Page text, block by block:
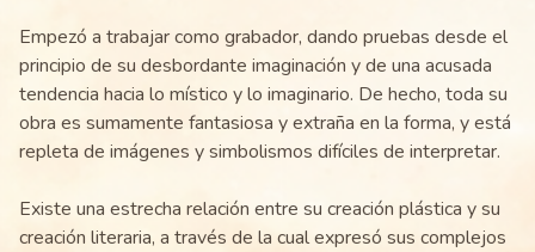
Empezó a trabajar como grabador, dando pruebas desde el
principio de su desbordante imaginación y de una acusada
tendencia hacia lo místico y lo imaginario. De hecho, toda su
obra es sumamente fantasiosa y extraña en la forma, y está
repleta de imágenes y simbolismos difíciles de interpretar.
Existe una estrecha relación entre su creación plástica y su
creación literaria, a través de la cual expresó sus complejos